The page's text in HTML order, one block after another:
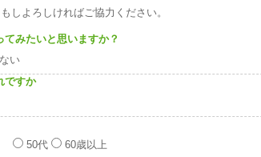
しよろしければご協力ください。
みたいと思いますか？
ない
ですか
50代 60歳以上